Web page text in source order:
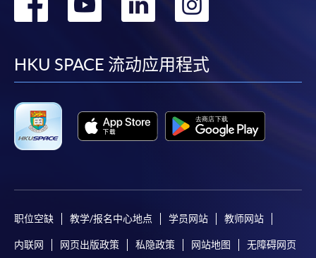
facebook
youtube
linkedin
HKU SPACE 流动应用程式
职位空缺 教学/报名中心地点 学员网站 教师网站
内联网 网页出版政策 私隐政策 网站地图 无障碍网页